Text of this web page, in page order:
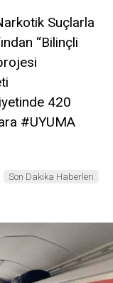
Suçlarla
“Bilinçli
420
#UYUMA
Son Dakika Haberleri